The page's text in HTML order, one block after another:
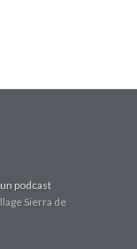
podcast
Sierra de